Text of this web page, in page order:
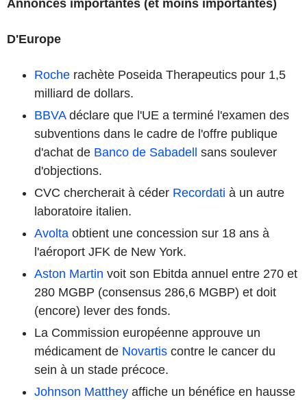
Annonces importantes (et moins importantes)
D'Europe
Roche rachète Poseida Therapeutics pour 1,5
milliard de dollars.
BBVAdéclare que l'UE a terminé l'examen des
subventions dans le cadre de l'offre publique
d'achat de Banco de Sabadell sans soulever
d'objections.
CVC chercherait à céder Recordati à un autre
laboratoire italien.
Avolta obtient une concession sur 18 ans à
l'aéroport JFK de New York.
Aston Martin voit son Ebitda annuel entre 270 et
280 MGBP (consensus 286,6 MGBP) et doit
(encore) lever des fonds.
La Commission européenne approuve un
médicament de Novartis contre le cancer du
sein à un stade précoce.
Johnson Matthey affiche un bénéfice en hausse